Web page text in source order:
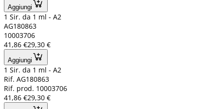
Aggiungi
1 Sir. da 1 ml - A2
AG180863
10003706
41,86 €29,30 €
Aggiungi
1 Sir. da 1 ml - A2
Rif. AG180863
Rif. prod. 10003706
41,86 €29,30 €